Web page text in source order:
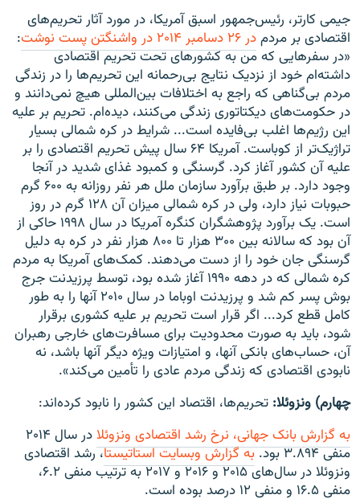
جیمی کارتر، رئیس‌جمهور اسبق آمریکا، در مورد آثار تحریم‌های
اقتصادی بر مردمدر ۲۶ دسامبر ۲۰۱۴ در واشنگتن پست نوشت
:
«در سفر‌هایی‌ که من به کشور‌های تحت تحریم اقتصادی
داشته‌ام خود از نزدیک نتایج بی‌رحمانه این تحریم‌ها را در زندگی‌
مردم بی‌گناهی که راجع به اختلافات بین‌المللی هیچ نمی‌دانند و
در حکومت‌های دیکتاتوری زندگی‌ می‌کنند، دیده‌ام. تحریم بر علیه
این رژیم‌ها اغلب بی‌‌فایده است... شرایط در کره شمالی‌ بسیار
تراژیک‌تر از کوباست. آمریکا ۶۴ سال پیش تحریم اقتصادی را بر
علیه آن کشور آغاز کرد. گرسنگی و کمبود غذای شدید در آنجا
وجود دارد. بر طبق برآورد سازمان ملل هر نفر روزانه به ۶۰۰ گرم
حبوبات نیاز دارد، ولی‌ در کره شمالی‌ میزان آن ۱۲۸ گرم در روز
است. یک برآورد پژوهشگران کنگره آمریکا در سال ۱۹۹۸ حاکی از
آن بود که سالانه بین ۳۰۰ هزار تا ۸۰۰ هزار نفر در کره به دلیل
گرسنگی جان خود را از دست می‌دهند. کمک‌های آمریکا به مردم
کره شمالی‌ که در دهه ۱۹۹۰ آغاز شده بود، توسط پرزیدنت جرج
بوش پسر کم شد و پرزیدنت اوباما در سال ۲۰۱۰ آنها را به طور
کامل قطع کرد... اگر قرار است تحریم بر علیه کشوری برقرار
شود، باید به صورت محدودیت برای مسافرت‌های خارجی‌ رهبران
آن، حساب‌های بانکی آنها، و امتیازات ویژه دیگر آنها باشد، نه
نابودی اقتصادی که زندگی‌ مردم عادی را تأمین می‌کند».
چهارم) ونزوئلا: تحریم‌ها، اقتصاد این کشور را نابود کرده‌اند:
به گزارش بانک جهانی، نرخ رشد اقتصادی ونزوئلا
در سال ۲۰۱۴
منفی ۳.۸۹۴ بود.
به گزارش وبسایت استاتیستا، رشد اقتصادی
ونزوئلا در سال‌های ۲۰۱۵ و ۲۰۱۶ و ۲۰۱۷ به ترتیب منفی ۶.۲،
منفی ۱۶.۵ و منفی ۱۲ درصد بوده است.